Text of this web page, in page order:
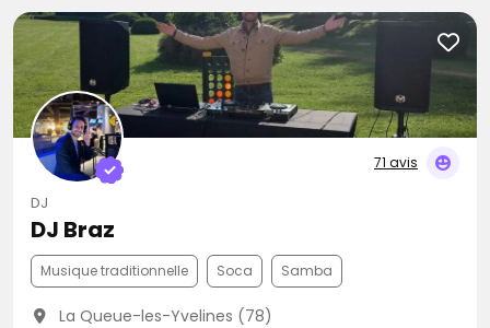
71 avis
DJ
DJ Braz
Musique traditionnelle Soca Samba
La Queue-les-Yvelines (78)